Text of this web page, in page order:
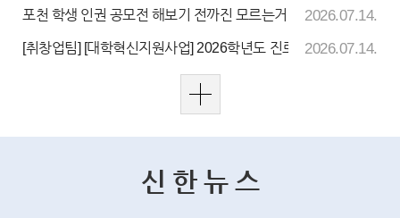
포천 학생 인권 공모전 해보기 전까진 모르는거잖아! 안내
2026.07.14.
[취창업팀] [대학혁신지원사업] 2026학년도 진로동아리 선정결과
2026.07.14.
신 한 뉴 스